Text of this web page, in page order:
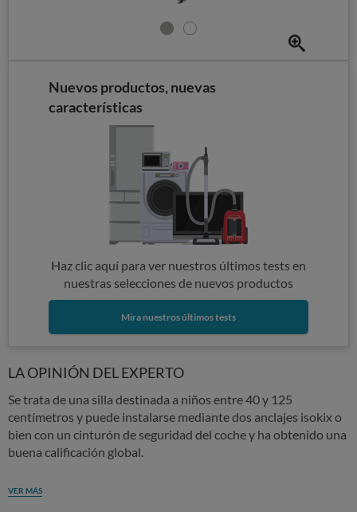
Nuevos productos, nuevas
características
Haz clic aquí para ver nuestros últimos tests en
nuestras selecciones de nuevos productos
Mira nuestros últimos tests
LA OPINIÓN DEL EXPERTO
Se trata de una silla destinada a niños entre 40 y 125
centímetros y puede instalarse mediante dos anclajes isokix o
bien con un cinturón de seguridad del coche y ha obtenido una
buena calificación global.
VER MÁS